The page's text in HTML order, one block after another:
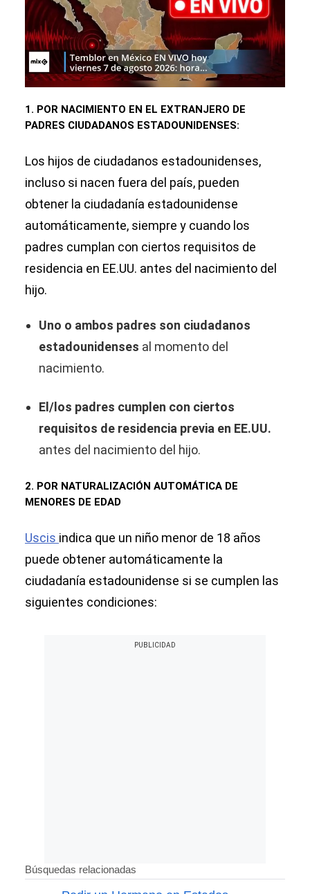
1. POR NACIMIENTO EN EL EXTRANJERO DE
PADRES CIUDADANOS ESTADOUNIDENSES:
Los hijos de ciudadanos estadounidenses,
incluso si nacen fuera del país, pueden
obtener la ciudadanía estadounidense
automáticamente, siempre y cuando los
padres cumplan con ciertos requisitos de
residencia en EE.UU. antes del nacimiento del
hijo.
Uno o ambos padres son ciudadanos
estadounidenses al momento del
nacimiento.
El/los padres cumplen con ciertos
requisitos de residencia previa en EE.UU.
antes del nacimiento del hijo.
2. POR NATURALIZACIÓN AUTOMÁTICA DE
MENORES DE EDAD
Uscis indica que un niño menor de 18 años
puede obtener automáticamente la
ciudadanía estadounidense si se cumplen las
siguientes condiciones: